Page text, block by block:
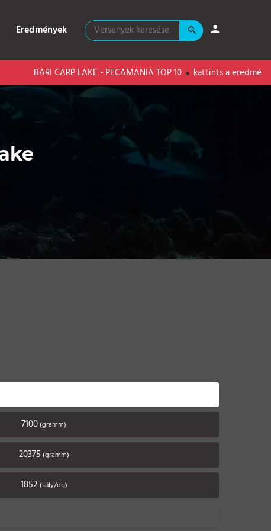
Eredmények
BARI CARP LAKE - PECAMANIA TOP 10 kattints a eredményekért!
7100 (gramm)
20375 (gramm)
1852 (súly/db)